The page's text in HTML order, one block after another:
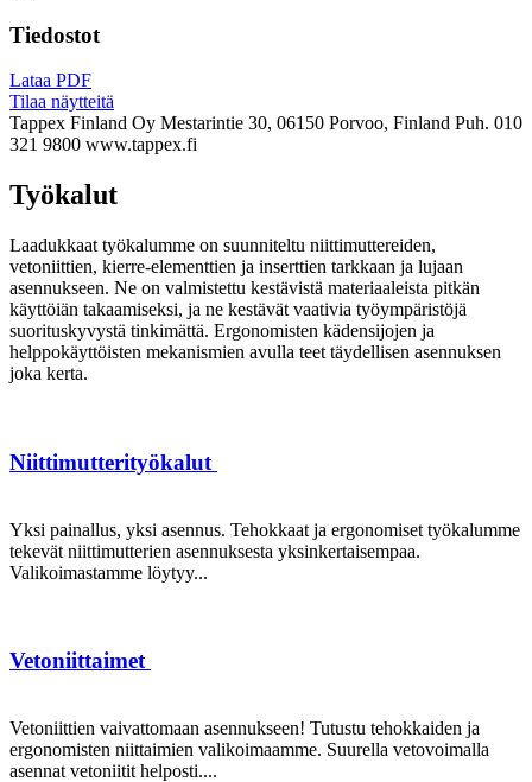
Tiedostot
Lataa PDF
Tilaa näytteitä
Tappex Finland Oy Mestarintie 30, 06150 Porvoo, Finland Puh. 010
321 9800 www.tappex.fi
Työkalut
Laadukkaat työkalumme on suunniteltu niittimuttereiden,
vetoniittien, kierre-elementtien ja inserttien tarkkaan ja lujaan
asennukseen. Ne on valmistettu kestävistä materiaaleista pitkän
käyttöiän takaamiseksi, ja ne kestävät vaativia työympäristöjä
suorituskyvystä tinkimättä. Ergonomisten kädensijojen ja
helppokäyttöisten mekanismien avulla teet täydellisen asennuksen
joka kerta.
Niittimutterityökalut
Yksi painallus, yksi asennus. Tehokkaat ja ergonomiset työkalumme
tekevät niittimutterien asennuksesta yksinkertaisempaa.
Valikoimastamme löytyy...
Vetoniittaimet
Vetoniittien vaivattomaan asennukseen! Tutustu tehokkaiden ja
ergonomisten niittaimien valikoimaamme. Suurella vetovoimalla
asennat vetoniitit helposti....